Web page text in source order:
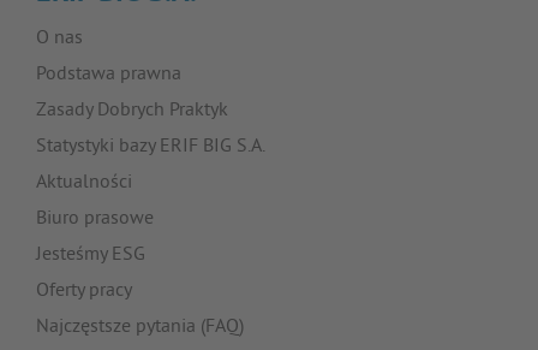
O nas
Podstawa prawna
Zasady Dobrych Praktyk
Statystyki bazy ERIF BIG S.A.
Aktualności
Biuro prasowe
Jesteśmy ESG
Oferty pracy
Najczęstsze pytania (FAQ)